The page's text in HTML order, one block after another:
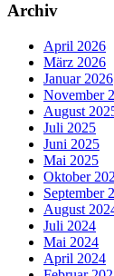
Archiv
April 2026
März 2026
Januar 2026
November
August
Juli 2025
Juni 2025
Mai 2025
Oktober
September
August
Juli 2024
Mai 2024
April 2024